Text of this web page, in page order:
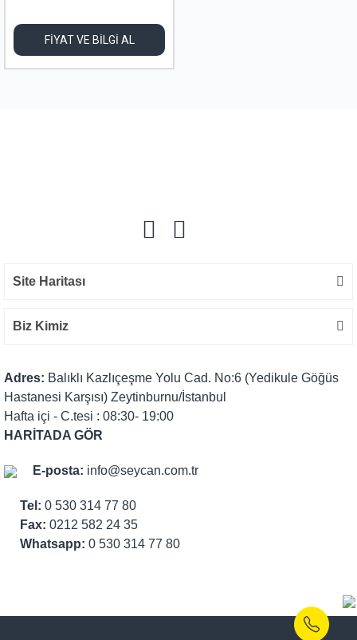
FİYAT VE BİLGİ AL
Site Haritası
Biz Kimiz
Adres: Balıklı Kazlıçeşme Yolu Cad. No:6 (Yedikule Göğüs
Hastanesi Karşısı) Zeytinburnu/İstanbul
Hafta içi - C.tesi : 08:30- 19:00
HARİTADA GÖR
E-posta: info@seycan.com.tr
Tel: 0 530 314 77 80
Fax: 0212 582 24 35
Whatsapp: 0 530 314 77 80